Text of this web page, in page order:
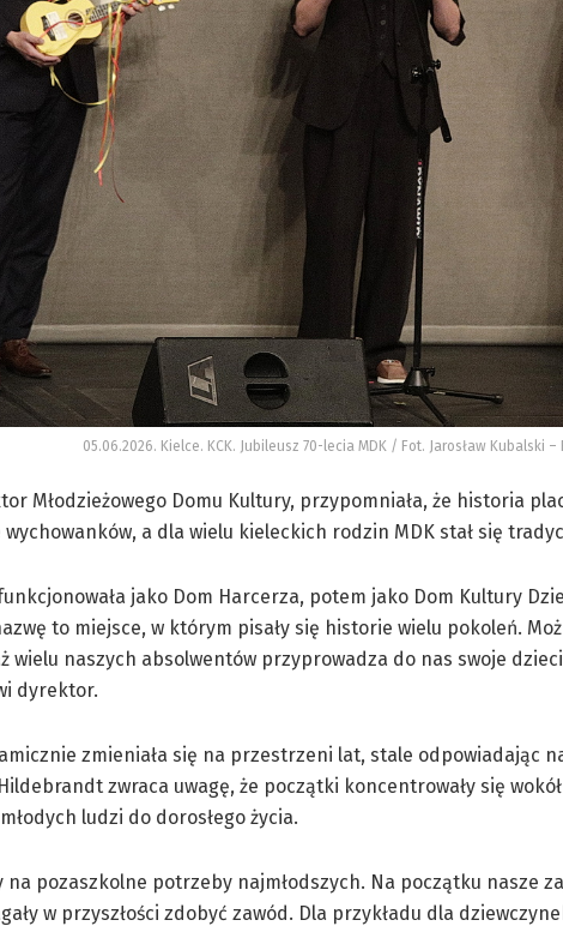
05.06.2026. Kielce. KCK. Jubileusz 70-lecia MDK / Fot. Jarosław Kubalski –
Młodzieżowego Domu Kultury, przypomniała, że historia
a dla wielu kieleckich rodzin MDK stał się
jako Dom Harcerza, potem jako Dom Kultury
to miejsce, w którym pisały się historie wielu pokoleń.
wielu naszych absolwentów przyprowadza do nas swoje
dyrektor.
zmieniała się na przestrzeni lat, stale odpowiadając
zwraca uwagę, że początki koncentrowały się
ludzi do dorosłego życia.
na pozaszkolne potrzeby najmłodszych. Na początku nasze
w przyszłości zdobyć zawód. Dla przykładu dla